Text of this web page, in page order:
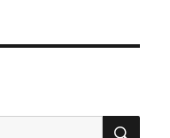
検